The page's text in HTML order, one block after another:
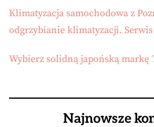
Klimatyzacja samochodowa z
odgrzybianie klimatyzacji.
Wybierz solidną japońską markę
Najnowsze